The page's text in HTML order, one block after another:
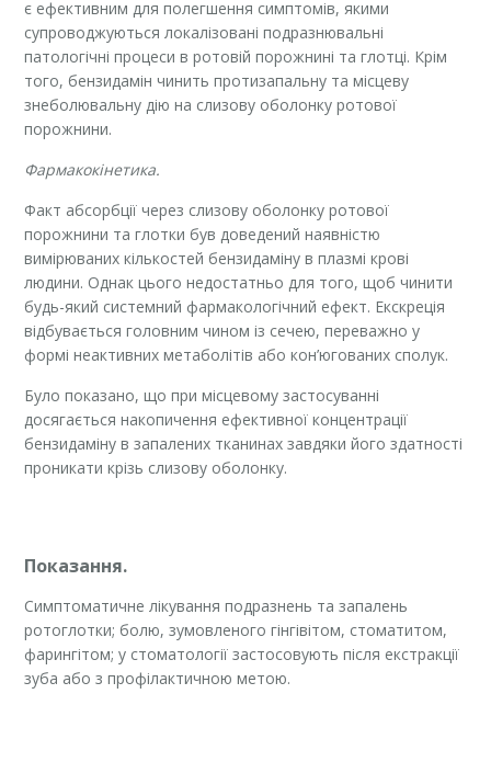
є ефективним для полегшення симптомів, якими
супроводжуються локалізовані подразнювальні
патологічні процеси в ротовій порожнині та глотці. Крім
того, бензидамін чинить протизапальну та місцеву
знеболювальну дію на слизову оболонку ротової
порожнини.
Фармакокінетика.
Факт абсорбції через слизову оболонку ротової
порожнини та глотки був доведений наявністю
вимірюваних кількостей бензидаміну в плазмі крові
людини. Однак цього недостатньо для того, щоб чинити
будь-який системний фармакологічний ефект. Екскреція
відбувається головним чином із сечею, переважно у
формі неактивних метаболітів або кон’югованих сполук.
Було показано, що при місцевому застосуванні
досягається накопичення ефективної концентрації
бензидаміну в запалених тканинах завдяки його здатності
проникати крізь слизову оболонку.
Показання.
Симптоматичне лікування подразнень та запалень
ротоглотки; болю, зумовленого гінгівітом, стоматитом,
фарингітом; у стоматології застосовують після екстракції
зуба або з профілактичною метою.